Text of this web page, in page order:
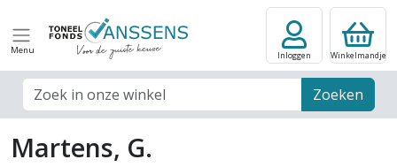
Menu
Zoek veld Zoeken
Inloggen Winkelmandje
Martens, G.